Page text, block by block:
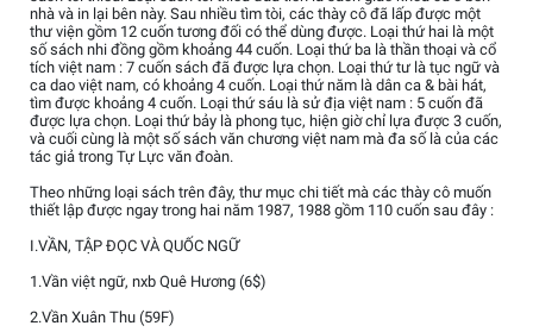
nhà và in lại bên này. Sau nhiều tìm tòi, các thày cô đã lấp được một
thư viện gồm 12 cuốn tương đối có thể dùng được. Loại thứ hai là một
số sách nhi đồng gồm khoảng 44 cuốn. Loại thứ ba là thần thoại và cổ
tích việt nam : 7 cuốn sách đã được lựa chọn. Loại thứ tư là tục ngữ và
ca dao việt nam, có khoảng 4 cuốn. Loại thứ năm là dân ca & bài hát,
tìm được khoảng 4 cuốn. Loại thứ sáu là sử địa việt nam : 5 cuốn đã
được lựa chọn. Loại thứ bảy là phong tục, hiện giờ chỉ lựa được 3 cuốn,
và cuối cùng là một số sách văn chương việt nam mà đa số là của các
tác giả trong Tự Lực văn đoàn.
Theo những loại sách trên đây, thư mục chi tiết mà các thày cô muốn
thiết lập được ngay trong hai năm 1987, 1988 gồm 110 cuốn sau đây :
I.VẦN, TẬP ĐỌC VÀ QUỐC NGỮ
1.Vần việt ngữ, nxb Quê Hương (6$)
2.Vần Xuân Thu (59F)